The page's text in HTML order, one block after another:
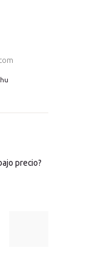
precio?